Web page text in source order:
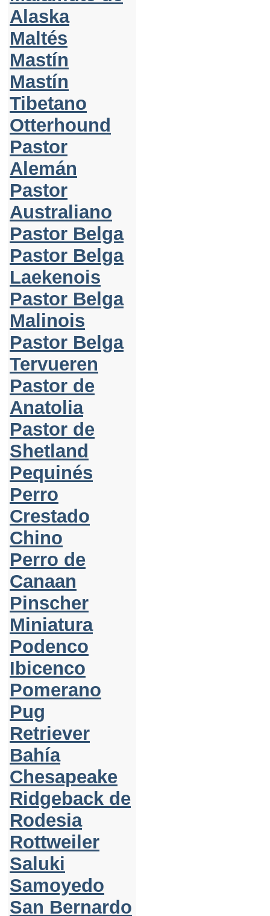
Alaska
Maltés
Mastín
Mastín
Tibetano
Otterhound
Pastor
Alemán
Pastor
Australiano
Pastor Belga
Pastor Belga
Laekenois
Pastor Belga
Malinois
Pastor Belga
Tervueren
Pastor de
Anatolia
Pastor de
Shetland
Pequinés
Perro
Crestado
Chino
Perro de
Canaan
Pinscher
Miniatura
Podenco
Ibicenco
Pomerano
Pug
Retriever
Bahía
Chesapeake
Ridgeback de
Rodesia
Rottweiler
Saluki
Samoyedo
San Bernardo